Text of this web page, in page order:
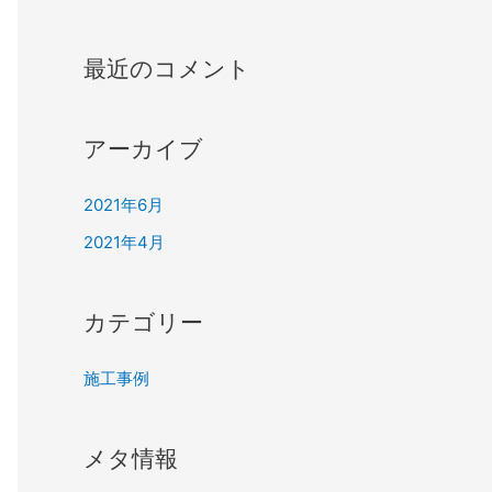
最近のコメント
アーカイブ
2021年6月
2021年4月
カテゴリー
施工事例
メタ情報